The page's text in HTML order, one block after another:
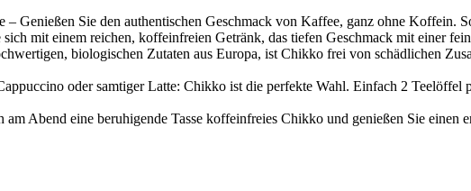
Genießen Sie den authentischen Geschmack von Kaffee, ganz ohne Koffein.
mit einem reichen, koffeinfreien Getränk, das tiefen Geschmack mit einer
biologischen Zutaten aus Europa, ist Chikko frei von schädlichen
oder samtiger Latte: Chikko ist die perfekte Wahl. Einfach 2 Teelöffel
Abend eine beruhigende Tasse koffeinfreies Chikko und genießen Sie einen